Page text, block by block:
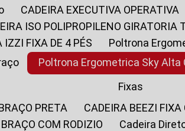
CADEIRA EXECUTIVA OPERATIVA
ISO POLIPROPILENO GIRATORIA
IZZI FIXA DE 4 PÉS
Poltrona
Poltrona Ergometrica Sky
Fixas
PRETA
CADEIRA BEEZI
COM RODIZIO
Cadeira